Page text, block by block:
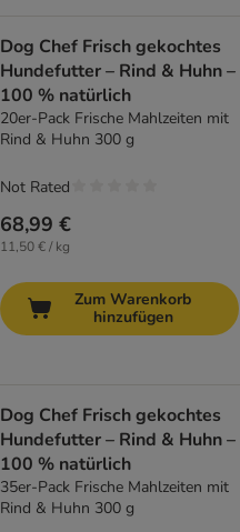
Dog Chef Frisch gekochtes
Hundefutter – Rind & Huhn –
100 % natürlich
20er-Pack Frische Mahlzeiten mit
Rind & Huhn 300 g
68,99 €
11,50 € / kg
Not Rated
Zum Warenkorb
hinzufügen
Dog Chef Frisch gekochtes
Hundefutter – Rind & Huhn –
100 % natürlich
35er-Pack Frische Mahlzeiten mit
Rind & Huhn 300 g